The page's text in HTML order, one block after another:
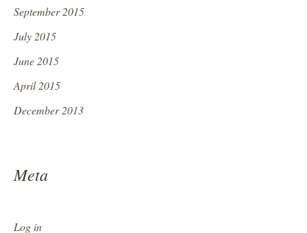
September 2015
July 2015
June 2015
April 2015
December 2013
Meta
Log in